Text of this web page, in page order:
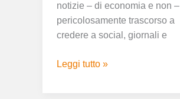
notizie – di economia e non –
pericolosamente trascorso a
credere a social, giornali e
Leggi tutto »